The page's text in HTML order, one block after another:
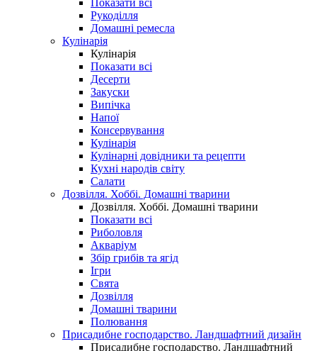
Показати всі
Рукоділля
Домашні ремесла
Кулінарія
Кулінарія
Показати всі
Десерти
Закуски
Випічка
Напої
Консервування
Кулінарія
Кулінарні довідники та рецепти
Кухні народів світу
Салати
Дозвілля. Хоббі. Домашні тварини
Дозвілля. Хоббі. Домашні тварини
Показати всі
Риболовля
Акваріум
Збір грибів та ягід
Ігри
Свята
Дозвілля
Домашні тварини
Полювання
Присадибне господарство. Ландшафтний дизайн
Присадибне господарство. Ландшафтний